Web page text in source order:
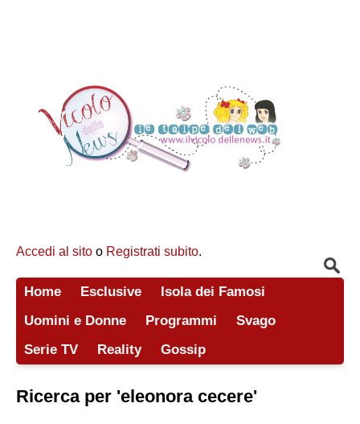
Accedi al sito o Registrati subito.
Home Esclusive
Isola dei Famosi
Uomini e Donne
Programmi
Svago
Serie TV
Reality Gossip
Ricerca per 'eleonora cecere'